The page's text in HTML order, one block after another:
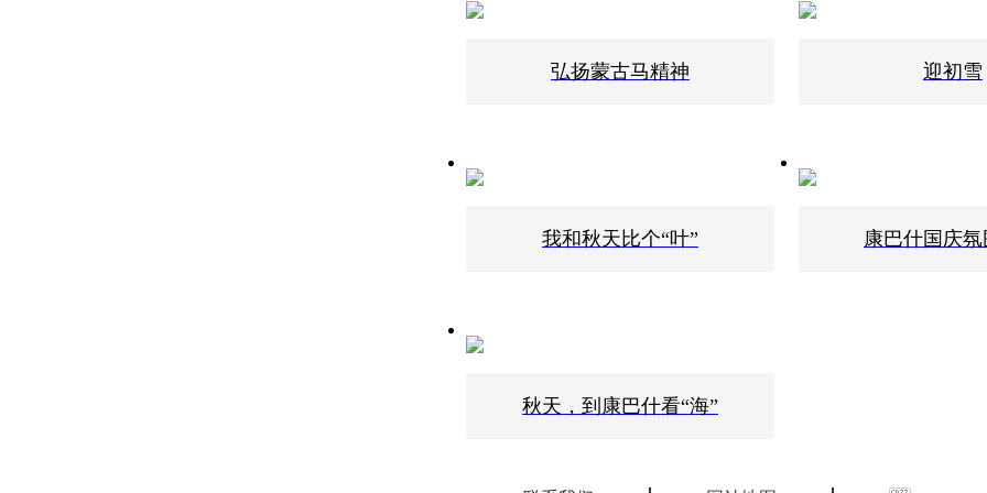
弘扬蒙古马精神 迎初雪
我和秋天比个“叶” 康巴什国庆
秋天，到康巴什看“海”